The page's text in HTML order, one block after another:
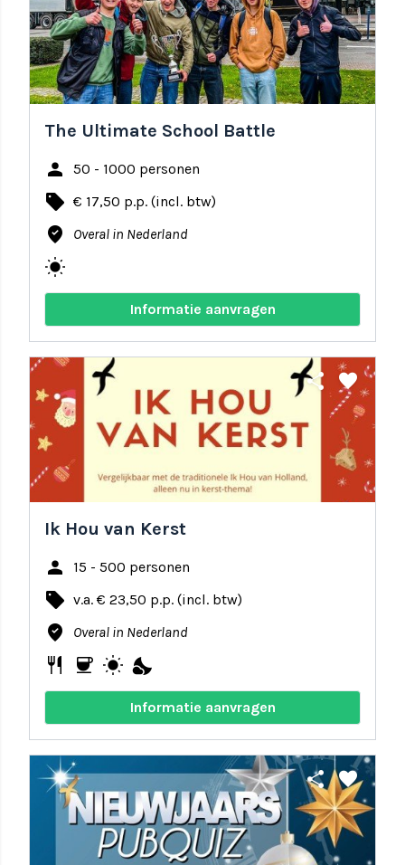
The Ultimate School Battle
person 50 - 1000 personen
local_offer € 17,50 p.p. (incl. btw)
where_to_vote Overal in Nederland
wb_sunny
Informatie aanvragen
share favorite
Ik Hou van Kerst
person 15 - 500 personen
local_offer v.a. € 23,50 p.p. (incl. btw)
where_to_vote Overal in Nederland
restaurant coffee wb_sunny nights_stay
Informatie aanvragen
share favorite